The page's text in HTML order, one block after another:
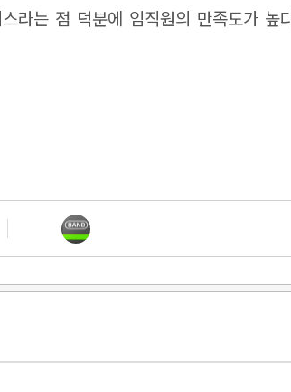
라는 점 덕분에 임직원의 만족도가 높